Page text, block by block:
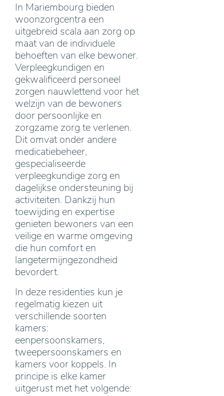
In Mariembourg bieden
woonzorgcentra een
uitgebreid scala aan zorg op
maat van de individuele
behoeften van elke bewoner.
Verpleegkundigen en
gekwalificeerd personeel
zorgen nauwlettend voor het
welzijn van de bewoners
door persoonlijke en
zorgzame zorg te verlenen.
Dit omvat onder andere
medicatiebeheer,
gespecialiseerde
verpleegkundige zorg en
dagelijkse ondersteuning bij
activiteiten. Dankzij hun
toewijding en expertise
genieten bewoners van een
veilige en warme omgeving
die hun comfort en
langetermijngezondheid
bevordert.
In deze residenties kun je
regelmatig kiezen uit
verschillende soorten
kamers:
eenpersoonskamers,
tweepersoonskamers en
kamers voor koppels. In
principe is elke kamer
uitgerust met het volgende: